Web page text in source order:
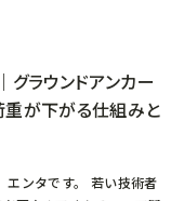
グラウンドアンカー
が下がる仕組みと
エンタです。 若い技術者